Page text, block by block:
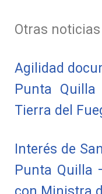
Otras
Agilidad
Punta
Tierra del
Interés de
Punta Quilla